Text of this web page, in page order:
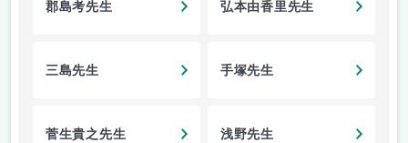
郡島考先生 弘本由香里先生
三島先生 手塚先生
菅生貴之先生 浅野先生